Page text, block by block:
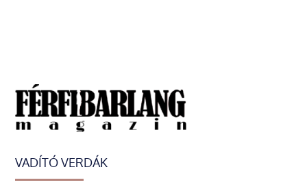
VADÍTÓ VERDÁK